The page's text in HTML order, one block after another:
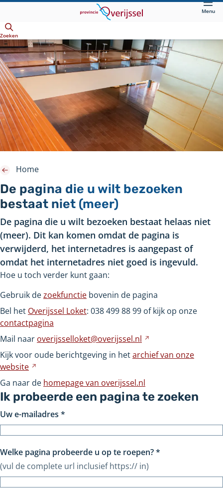
hoofdinhoud
Menu
Zoeken
De pagina die u wilt bezoeken
bestaat niet (meer)
Home
De pagina die u wilt bezoeken bestaat helaas niet
(meer). Dit kan komen omdat de pagina is
verwijderd, het internetadres is aangepast of
omdat het internetadres niet goed is ingevuld.
Hoe u toch verder kunt gaan:
Gebruik dezoekfunctie bovenin de pagina
Bel het Overijssel Loket: 0384998899 of kijk op onze
contactpagina
Mail naar overijsselloket@overijssel.nl
naar
Kijk voor oude berichtgeving in hetarchief van onze
website
naar
andere
website
Ga naar de homepage van overijssel.nl
Ik probeerde een pagina te zoeken
Uw e-mailadres *
Welke pagina probeerde u op te roepen?*
(vul de complete url inclusief https:// in)